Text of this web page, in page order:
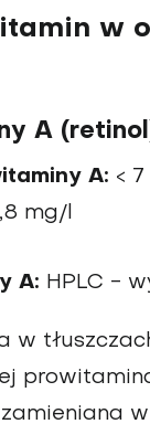
w
A
A: <
mg/l
A: HPLC -
w